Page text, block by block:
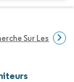
Sur Les